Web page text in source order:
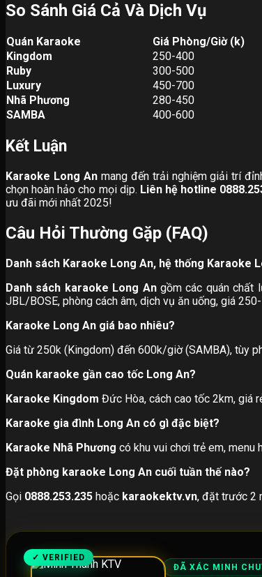
So Sánh Giá Cả Và Dịch Vụ
Quán Karaoke Giá Phòng/Giờ (k)
Kingdom
250-400
Ruby
300-500
Luxury
450-700
Nhã Phương
280-450
SAMBA
400-600
Kết Luận
Karaoke Long Anmang đến trải nghiệm giải trí
chọn hoàn hảo cho mọi dịp. Liên hệ hotline
ưu đãi mới nhất 2025!
Câu Hỏi Thường Gặp (FAQ)
Danh sách Karaoke Long An, hệ thống Karaoke
Danh sách karaoke Long Angồm các quán chất
JBL/BOSE, phòng cách âm, dịch vụ ăn uống, giá
Karaoke Long An giá bao nhiêu?
Giá từ 250k (Kingdom) đến 600k/giờ (SAMBA), tùy
Quán karaoke gần cao tốc Long An?
Karaoke Kingdom Đức Hòa, cách cao tốc 2km, giá
Karaoke gia đình Long An có gì đặc biệt?
Karaoke Nhã Phương có khu vui chơi trẻ em, menu
Đặt phòng karaoke Long An cuối tuần thế nào?
Gọi 0888.253.235 hoặc karaokektv.vn, đặt trước 2
✓ VERIFIED
ĐÃ XÁC MINH